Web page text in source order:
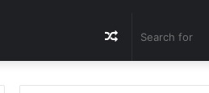
Random
Article